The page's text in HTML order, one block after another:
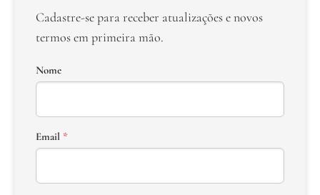
Cadastre-se para receber atualizações e novos
termos em primeira mão.
Nome
Email *